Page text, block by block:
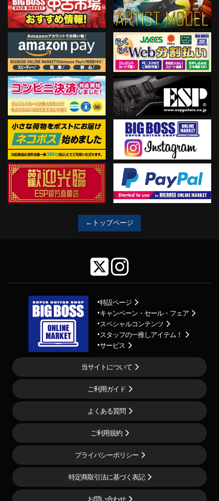
←トップページ
特設ページ
キャンペーン・セール・フェア
スペシャルコンテンツ
スタッフの一推しアイテム！
サービス
当サイトについて
ご利用ガイド
よくある質問
ご利用規約
プライバシーポリシー
特定商取引法に基づく表記
お問い合わせ